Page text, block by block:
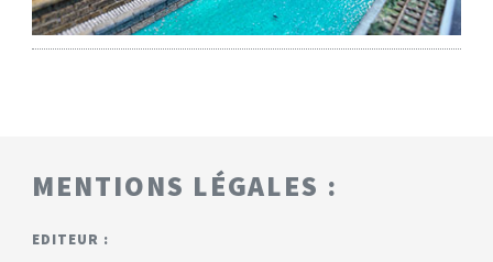
MENTIONS LÉGALES :
EDITEUR :